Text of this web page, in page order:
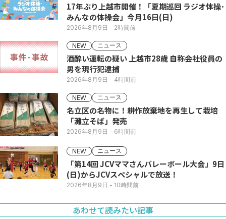
17年ぶり上越市開催！「夏期巡回 ラジオ体操･
みんなの体操会」今月16日(日)
2026年8月9日 - 2時間前
NEW ニュース
酒酔い運転の疑い 上越市28歳 自称会社役員の
男を現行犯逮捕
2026年8月9日 - 4時間前
NEW ニュース
名立区の名物に！耕作放棄地を再生して栽培
「灘立そば」発売
2026年8月9日 - 6時間前
NEW ニュース
「第14回 JCVママさんバレーボール大会」9日
(日)からJCVスペシャルで放送！
2026年8月9日 - 10時間前
あわせて読みたい記事